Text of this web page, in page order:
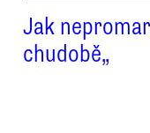
Jak
chudobě„